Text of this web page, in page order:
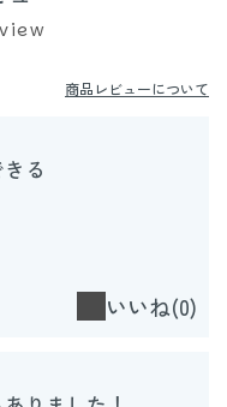
商品レビューについて
る
いいね(0)